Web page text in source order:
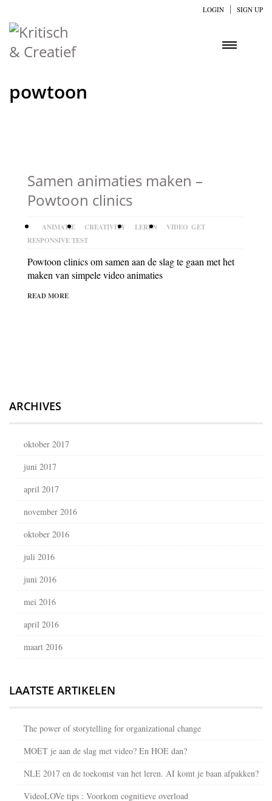
LOGIN SIGN UP
powtoon
Samen animaties maken –
Powtoon clinics
ANIMATIE CREATIVITY LEREN VIDEO GET
RESPONSIVE TEST
Powtoon clinics om samen aan de slag te gaan met het
maken van simpele video animaties
READ MORE
ARCHIVES
oktober 2017
juni 2017
april 2017
november 2016
oktober 2016
juli 2016
juni 2016
mei 2016
april 2016
maart 2016
LAATSTE ARTIKELEN
The power of storytelling for organizational change
MOET je aan de slag met video? En HOE dan?
NLE 2017 en de toekomst van het leren. AI komt je baan afpakken?
VideoLOVe tips : Voorkom cognitieve overload